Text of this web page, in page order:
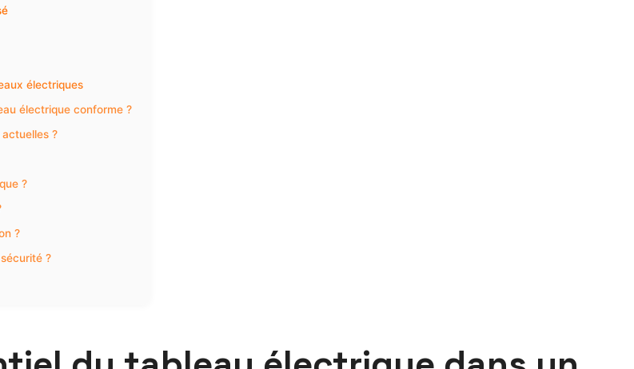
électriques
électrique conforme ?
?
?
?
?